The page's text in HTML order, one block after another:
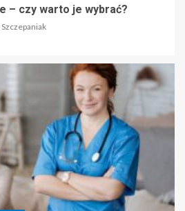
– czy warto je wybrać?
Szczepaniak